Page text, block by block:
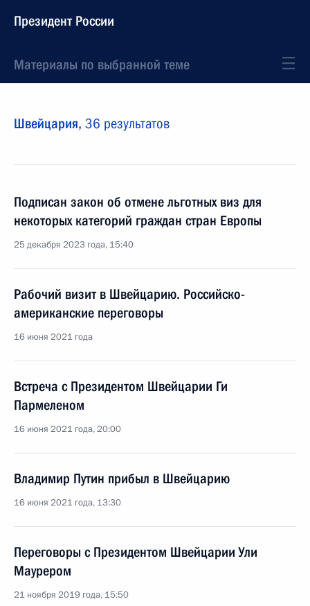
Президент России
Материалы по выбранной теме
Швейцария, 36 результатов
Подписан закон об отмене льготных виз для
некоторых категорий граждан стран Европы
25 декабря 2023 года, 15:40
Рабочий визит в Швейцарию. Российско-
американские переговоры
16 июня 2021 года
Встреча с Президентом Швейцарии Ги
Пармеленом
16 июня 2021 года, 20:00
Владимир Путин прибыл в Швейцарию
16 июня 2021 года, 13:30
Переговоры с Президентом Швейцарии Ули
Маурером
21 ноября 2019 года, 15:50